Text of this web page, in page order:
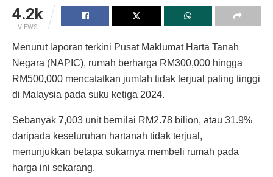
4.2k
VIEWS
Menurut laporan terkini Pusat Maklumat Harta Tanah
Negara (NAPIC), rumah berharga RM300,000 hingga
RM500,000 mencatatkan jumlah tidak terjual paling tinggi
di Malaysia pada suku ketiga 2024.
Sebanyak 7,003 unit bernilai RM2.78 bilion, atau 31.9%
daripada keseluruhan hartanah tidak terjual,
menunjukkan betapa sukarnya membeli rumah pada
harga ini sekarang.